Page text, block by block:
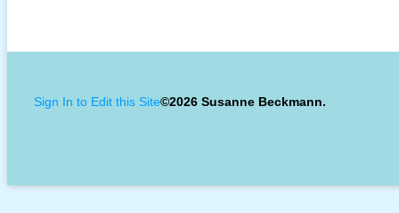
Sign In to Edit this Site©2026 Susanne Beckmann.